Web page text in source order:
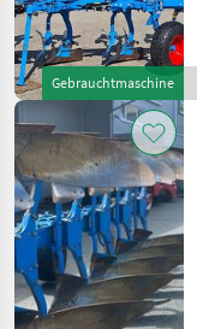
Gebrauchtmaschine